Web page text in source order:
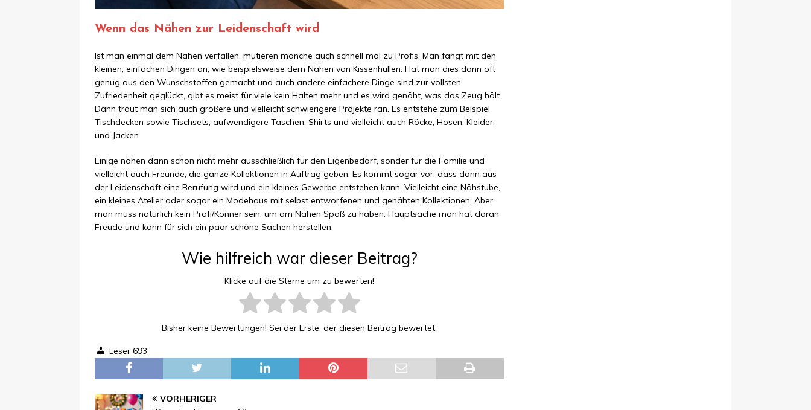
Wenn das Nähen zur Leidenschaft wird
Ist man einmal dem Nähen verfallen, mutieren manche auch schnell mal zu Profis. Man fängt mit den
kleinen, einfachen Dingen an, wie beispielsweise dem Nähen von Kissenhüllen. Hat man dies dann oft
genug aus den Wunschstoffen gemacht und auch andere einfachere Dinge sind zur vollsten
Zufriedenheit geglückt, gibt es meist für viele kein Halten mehr und es wird genäht, was das Zeug hält.
Dann traut man sich auch größere und vielleicht schwierigere Projekte ran. Es entstehe zum Beispiel
Tischdecken sowie Tischsets, aufwendigere Taschen, Shirts und vielleicht auch Röcke, Hosen, Kleider,
und Jacken.
Einige nähen dann schon nicht mehr ausschließlich für den Eigenbedarf, sonder für die Familie und
vielleicht auch Freunde, die ganze Kollektionen in Auftrag geben. Es kommt sogar vor, dass dann aus
der Leidenschaft eine Berufung wird und ein kleines Gewerbe entstehen kann. Vielleicht eine Nähstube,
ein kleines Atelier oder sogar ein Modehaus mit selbst entworfenen und genähten Kollektionen. Aber
man muss natürlich kein Profi/Könner sein, um am Nähen Spaß zu haben. Hauptsache man hat daran
Freude und kann für sich ein paar schöne Sachen herstellen.
Wie hilfreich war dieser Beitrag?
Klicke auf die Sterne um zu bewerten!
Bisher keine Bewertungen! Sei der Erste, der diesen Beitrag bewertet.
Leser 693
VORHERIGER